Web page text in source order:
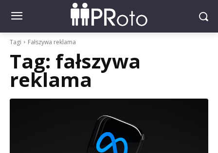
Tagi Fałszywa reklama
Tag: fałszywa
reklama